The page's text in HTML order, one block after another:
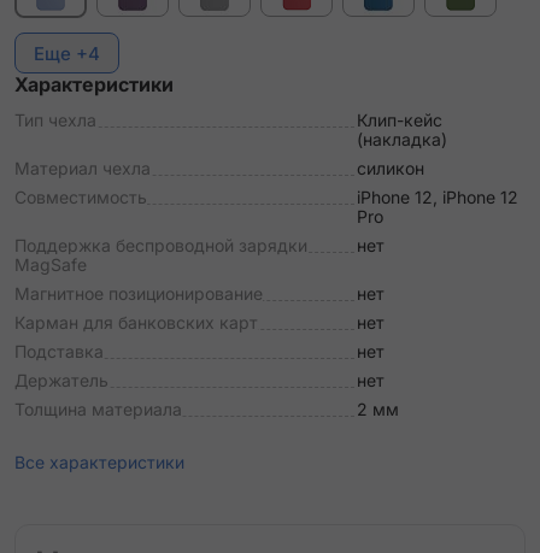
Еще +4
Характеристики
Тип чехла
Клип-кейс
(накладка)
Материал чехла
силикон
Совместимость
iPhone 12, iPhone 12
Pro
Поддержка беспроводной зарядки
MagSafe
нет
Магнитное позиционирование
нет
Карман для банковских карт
нет
Подставка
нет
Держатель
нет
Толщина материала
2 мм
Все характеристики